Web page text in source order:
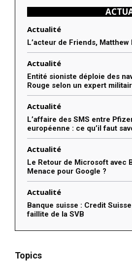
Actualité
L’acteur de Friends,
Actualité
Entité sioniste déploie des
Rouge selon un expert
Actualité
L’affaire des SMS entre
européenne : ce qu’il faut
Actualité
Le Retour de Microsoft avec
Menace pour Google ?
Actualité
Banque suisse : Credit
faillite de la SVB
Topics